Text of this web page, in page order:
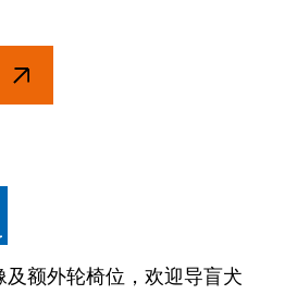
额外轮椅位，欢迎导盲犬